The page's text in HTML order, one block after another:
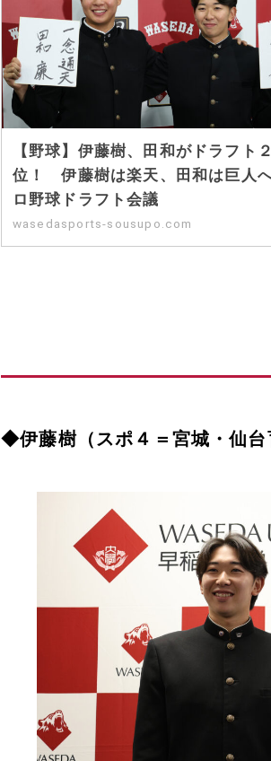
【野球】伊藤樹、田和がドラフト２
位！ 伊藤樹は楽天、田和は巨人
ロ野球ドラフト会議
wasedasports-sousupo.com
◆伊藤樹（スポ４＝宮城・仙台